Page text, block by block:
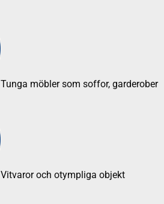
Tunga möbler som soffor, garderober
Vitvaror och otympliga objekt